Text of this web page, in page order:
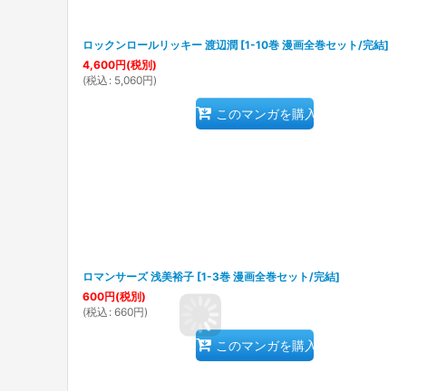
ロックンロールリッキー 渡辺潤 [1-10巻 漫画全巻セット/完結]
4,600円(税別)
(税込 : 5,060円)
このマンガを購入
ロマンサーズ 浅美裕子 [1-3巻 漫画全巻セット/完結]
600円(税別)
(税込 : 660円)
このマンガを購入